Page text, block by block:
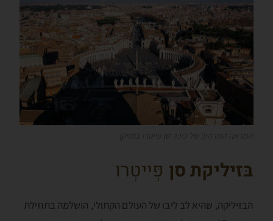
בּזיליקת סן פְּייטְרו
הבּזיליקה, שהיא לב ליבו של העולם הקתולי, הושלמה בתחילת